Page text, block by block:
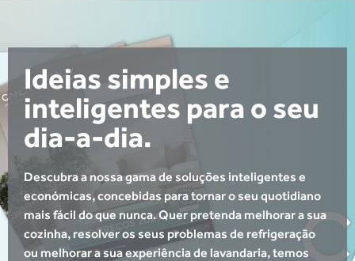
Ideias simples e
inteligentes para o seu
dia-a-dia.
Descubra a nossa gama de soluções inteligentes e
económicas, concebidas para tornar o seu quotidiano
mais fácil do que nunca. Quer pretenda melhorar a sua
cozinha, resolver os seus problemas de refrigeração
ou melhorar a sua experiência de lavandaria, temos